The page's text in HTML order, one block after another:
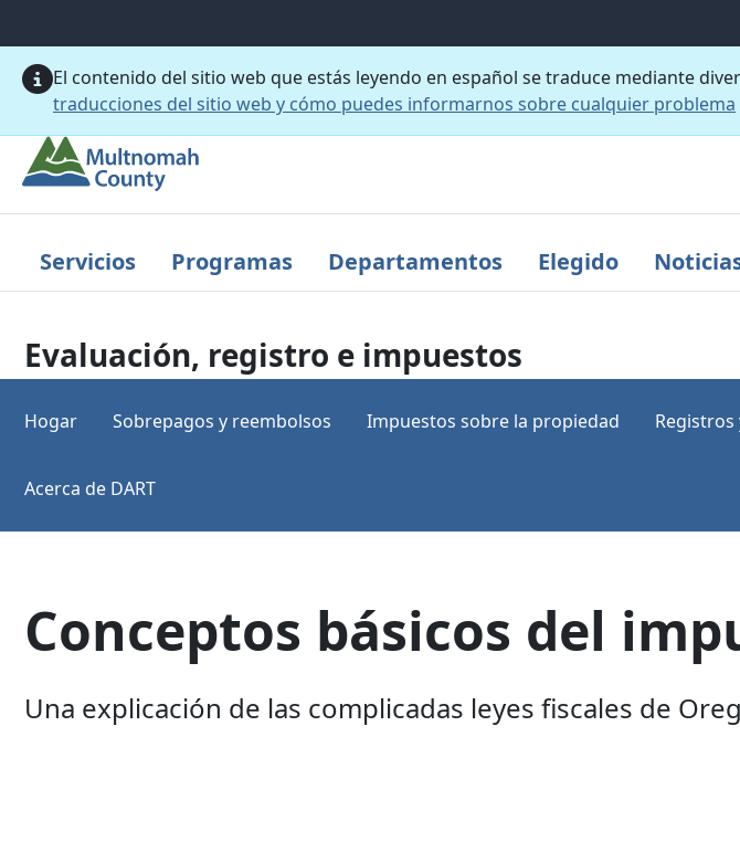
El contenido del sitio web que estás leyendo en español se traduce mediante
traducciones del sitio web y cómo puedes informarnos sobre cualquier problema
Servicios Programas Departamentos Elegido
Evaluación, registro e impuestos
Hogar Sobrepagos y reembolsos Impuestos sobre la propiedad
Acerca de DART
Conceptos básicos del
Una explicación de las complicadas leyes fiscales de